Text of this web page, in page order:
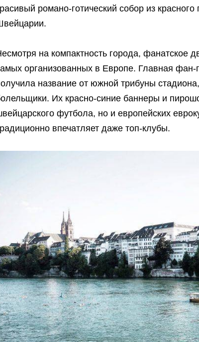
романо-готический собор из
на компактность города, фанатское
организованных в Европе. Главная
название от южной трибуны
Их красно-синие баннеры и
футбола, но и европейских
впечатляет даже топ-клубы.